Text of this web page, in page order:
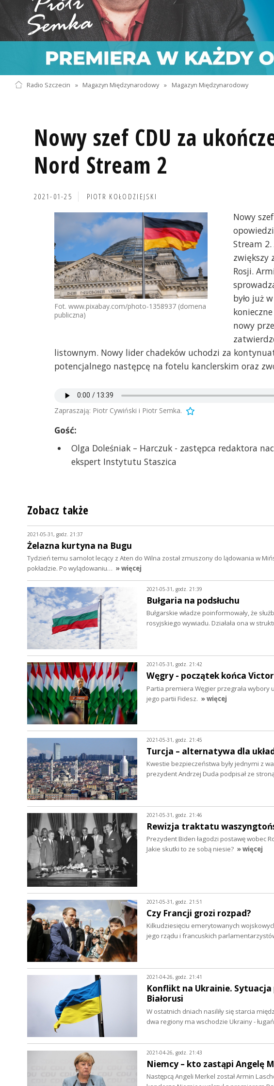
Radio Szczecin » Magazyn Międzynarodowy » Magazyn Międzynarodowy
Nowy szef CDU za
Nord Stream 2
2021-01-25 PIOTR KOŁODZIEJSKI
Fot. www.pixabay.com/photo-1358937 (domena
publiczna)
Nowy
Stream
zwiększy
Rosji.
było już
nowy
listownym. Nowy lider chadeków uchodzi za
potencjalnego następcę na fotelu kanclerskim oraz
Zapraszają: Piotr Cywiński i Piotr Semka.
Gość:
Olga Doleśniak – Harczuk - zastępca redaktora
ekspert Instytutu Staszica
Zobacz także
2021-05-31, godz. 21:37
Żelazna kurtyna na Bugu
Tydzień temu samolot lecący z Aten do Wilna został zmuszony do lądowania w
pokładzie. Po wylądowaniu… » więcej
2021-05-31, godz. 21:39
Bułgaria na podsłuchu
Bułgarskie władze poinformowały, że
rosyjskiego wywiadu. Działała ona w
2021-05-31, godz. 21:42
Węgry - początek końca
Partia premiera Węgier przegrała wybory
jego partii Fidesz. » więcej
2021-05-31, godz. 21:45
Turcja – alternatywa dla
Kwestie bezpieczeństwa były jednymi z
prezydent Andrzej Duda podpisał ze
2021-05-31, godz. 21:46
Rewizja traktatu
Prezydent Biden łagodzi postawę wobec
Jakie skutki to ze sobą niesie? » więcej
2021-05-31, godz. 21:51
Czy Francji grozi rozpad?
Kilkudziesięciu emerytowanych
jego rządu i francuskich
2021-04-26, godz. 21:41
Konflikt na Ukrainie.
Białorusi
W ostatnich dniach nasiliły się starcia
dwa regiony ma wschodzie Ukrainy -
2021-04-26, godz. 21:43
Niemcy – kto zastąpi Angelę
Następcą Angeli Merkel został Armin